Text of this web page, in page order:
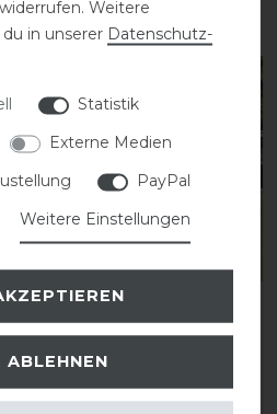
Busse Ekzemerdecke
statt 124,00 €
Weitere
in unserer Daten­schutz­
Statistik
Externe Medien
PayPal
Weitere Einstellungen
ABLEHNEN